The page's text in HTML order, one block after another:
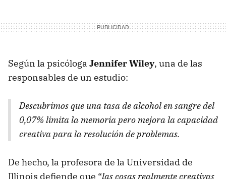
Según la psicóloga Jennifer Wiley, una de las
responsables de un estudio:
Descubrimos que una tasa de alcohol en sangre del
0,07% limita la memoria pero mejora la capacidad
creativa para la resolución de problemas.
De hecho, la profesora de la Universidad de
Illinois defiende que “las cosas realmente creativas